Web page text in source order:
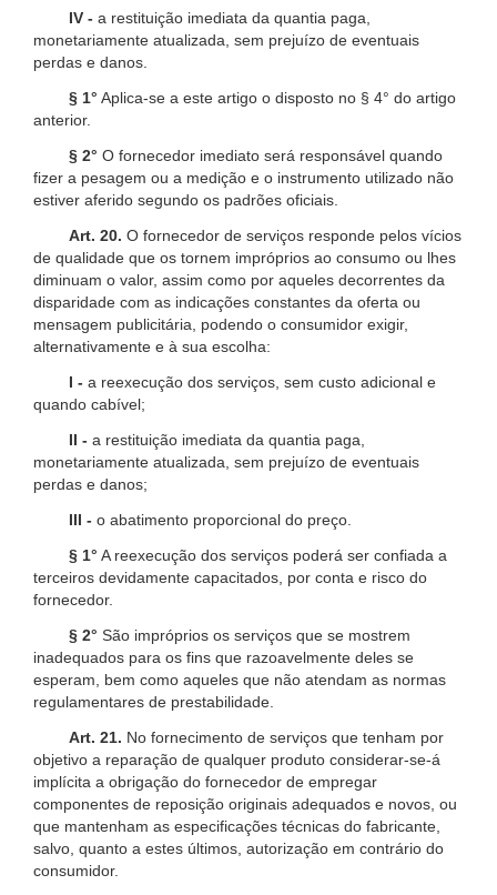
IV - a restituição imediata da quantia paga,
monetariamente atualizada, sem prejuízo de eventuais
perdas e danos.
§ 1° Aplica-se a este artigo o disposto no § 4° do artigo
anterior.
§ 2° O fornecedor imediato será responsável quando
fizer a pesagem ou a medição e o instrumento utilizado não
estiver aferido segundo os padrões oficiais.
Art. 20. O fornecedor de serviços responde pelos vícios
de qualidade que os tornem impróprios ao consumo ou lhes
diminuam o valor, assim como por aqueles decorrentes da
disparidade com as indicações constantes da oferta ou
mensagem publicitária, podendo o consumidor exigir,
alternativamente e à sua escolha:
I - a reexecução dos serviços, sem custo adicional e
quando cabível;
II - a restituição imediata da quantia paga,
monetariamente atualizada, sem prejuízo de eventuais
perdas e danos;
III - o abatimento proporcional do preço.
§ 1° A reexecução dos serviços poderá ser confiada a
terceiros devidamente capacitados, por conta e risco do
fornecedor.
§ 2° São impróprios os serviços que se mostrem
inadequados para os fins que razoavelmente deles se
esperam, bem como aqueles que não atendam as normas
regulamentares de prestabilidade.
Art. 21. No fornecimento de serviços que tenham por
objetivo a reparação de qualquer produto considerar-se-á
implícita a obrigação do fornecedor de empregar
componentes de reposição originais adequados e novos, ou
que mantenham as especificações técnicas do fabricante,
salvo, quanto a estes últimos, autorização em contrário do
consumidor.